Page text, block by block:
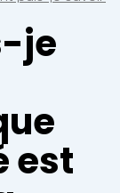
je
est